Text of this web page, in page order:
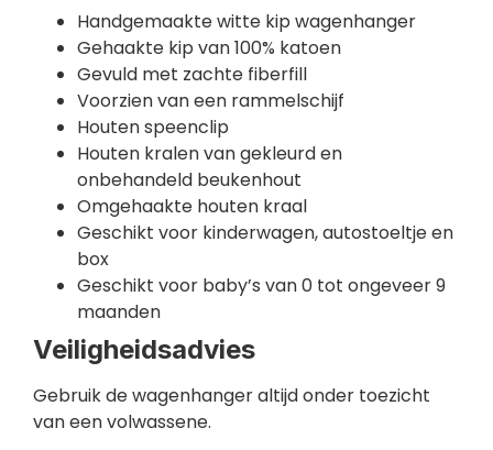
Handgemaakte witte kip wagenhanger
Gehaakte kip van 100% katoen
Gevuld met zachte fiberfill
Voorzien van een rammelschijf
Houten speenclip
Houten kralen van gekleurd en
onbehandeld beukenhout
Omgehaakte houten kraal
Geschikt voor kinderwagen, autostoeltje en
box
Geschikt voor baby’s van 0 tot ongeveer 9
maanden
Veiligheidsadvies
Gebruik de wagenhanger altijd onder toezicht
van een volwassene.